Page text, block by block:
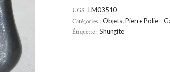
UGS : LM03510
Catégories : Objets,Pierre Polie -
Étiquette : Shungite